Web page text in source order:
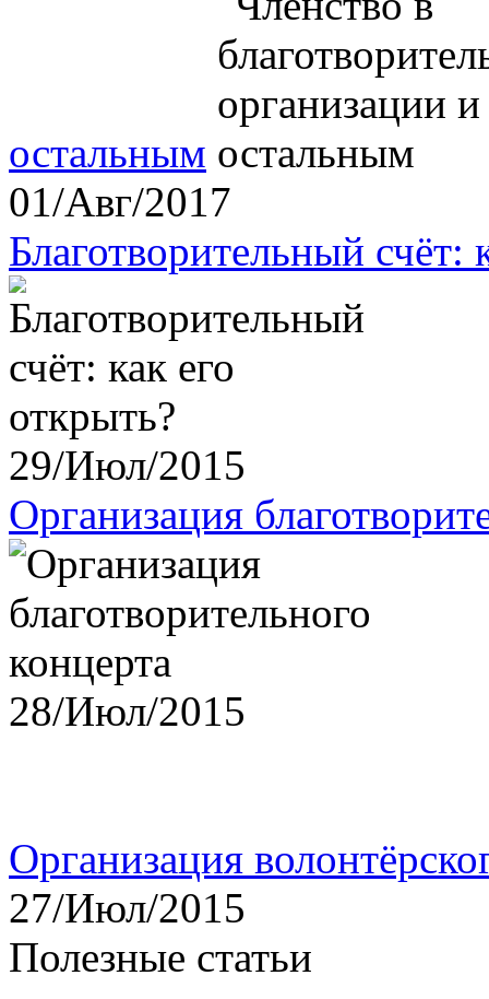
остальным
01/Авг/2017
Благотворительный счёт:
29/Июл/2015
Организация
28/Июл/2015
Организация
27/Июл/2015
Полезные статьи